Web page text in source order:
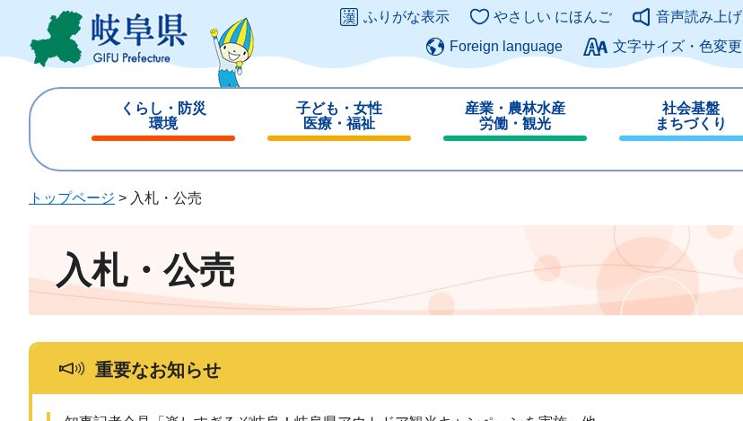
ジ
ュ
このページの本文へ
ふりがな表示 やさしい にほんご
音声読み上げ
Foreign language
文字サイズ・色変更
くらし・防災
環境
じ
子ども・女性
医療・福祉
じ
産業・農林水産
労働・観光
じ
社会基盤
まちづくり
じ
トップページ > 入札・公売
入札・公売
重要なお知らせ